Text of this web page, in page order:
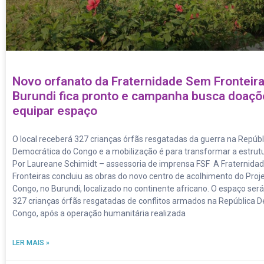
Novo orfanato da Fraternidade Sem
Burundi fica pronto e campanha busca
equipar espaço
O local receberá 327 crianças órfãs resgatadas da guerra na
Democrática do Congo e a mobilização é para transformar a
Por Laureane Schimidt – assessoria de imprensa FSF A
Fronteiras concluiu as obras do novo centro de acolhimento do
Congo, no Burundi, localizado no continente africano. O espaço
327 crianças órfãs resgatadas de conflitos armados na República
Congo, após a operação humanitária realizada
LER MAIS »